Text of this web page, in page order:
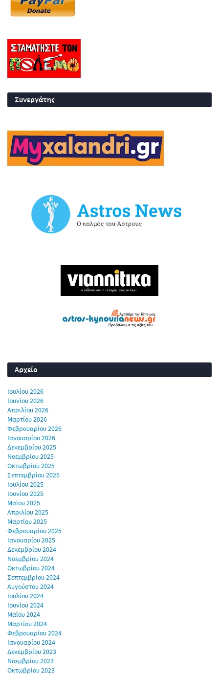
Συνεργάτης
Αρχείο
Ιουλίου 2026
Ιουνίου 2026
Απριλίου 2026
Μαρτίου 2026
Φεβρουαρίου 2026
Ιανουαρίου 2026
Δεκεμβρίου 2025
Νοεμβρίου 2025
Οκτωβρίου 2025
Σεπτεμβρίου 2025
Ιουλίου 2025
Ιουνίου 2025
Μαΐου 2025
Απριλίου 2025
Μαρτίου 2025
Φεβρουαρίου 2025
Ιανουαρίου 2025
Δεκεμβρίου 2024
Νοεμβρίου 2024
Οκτωβρίου 2024
Σεπτεμβρίου 2024
Αυγούστου 2024
Ιουλίου 2024
Ιουνίου 2024
Μαΐου 2024
Μαρτίου 2024
Φεβρουαρίου 2024
Ιανουαρίου 2024
Δεκεμβρίου 2023
Νοεμβρίου 2023
Οκτωβρίου 2023